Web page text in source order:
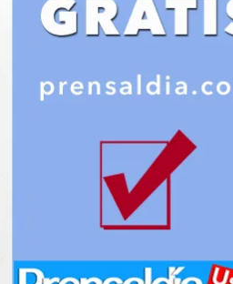
Historia de
Orcasitas.
José Muñoz
16/05/2024